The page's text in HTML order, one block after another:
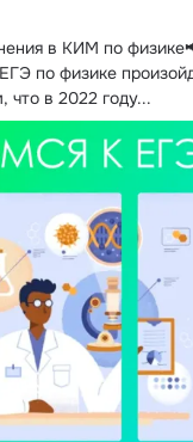
в КИМ по
по физике
что в 2022 году...